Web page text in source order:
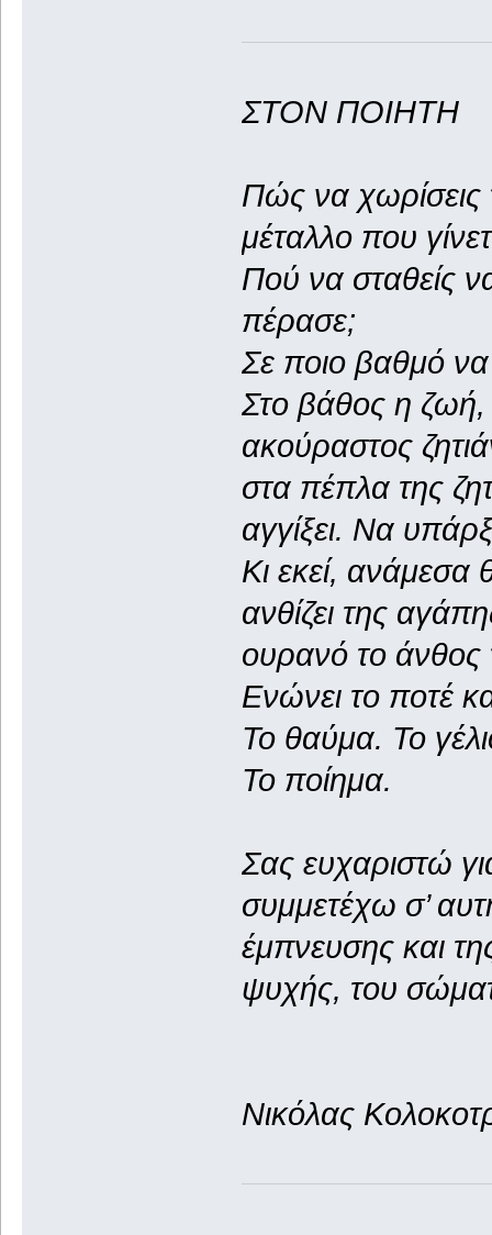
ΣΤΟΝ ΠΟΙΗΤΗ
Πώς να χωρίσεις
μέταλλο που
Πού να σταθείς
πέρασε;
Σε ποιο βαθμό να
Στο βάθος η
ακούραστος
στα πέπλα της
αγγίξει. Να
Κι εκεί,
ανθίζει της
ουρανό το
Ενώνει το ποτέ
Το θαύμα. Το
Το ποίημα.
Σας ευχαριστώ
συμμετέχω σ’
έμπνευσης και
ψυχής, του
Νικόλας